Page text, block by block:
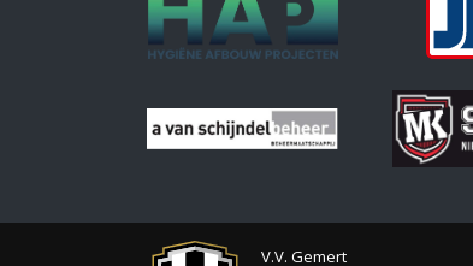
V.V. Gemert